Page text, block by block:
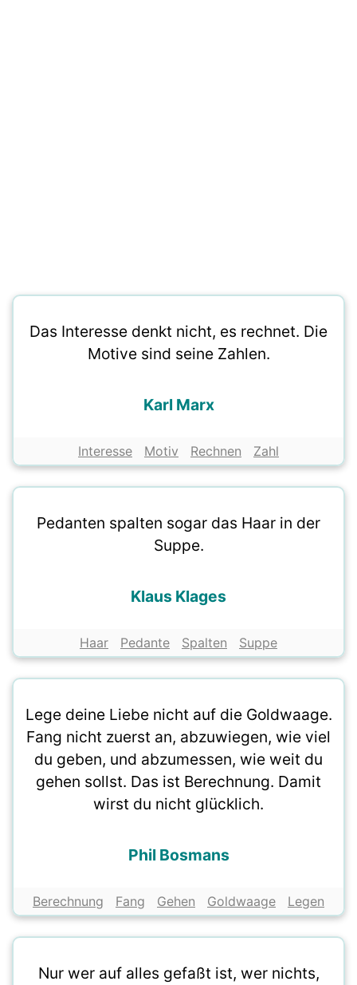
Das Interesse denkt nicht, es rechnet. Die
Motive sind seine Zahlen.
Karl Marx
Interesse Motiv Rechnen Zahl
Pedanten spalten sogar das Haar in der
Suppe.
Klaus Klages
Haar Pedante Spalten Suppe
Lege deine Liebe nicht auf die Goldwaage.
Fang nicht zuerst an, abzuwiegen, wie viel
du geben, und abzumessen, wie weit du
gehen sollst. Das ist Berechnung. Damit
wirst du nicht glücklich.
Phil Bosmans
Berechnung Fang Gehen Goldwaage Legen
Nur wer auf alles gefaßt ist, wer nichts,